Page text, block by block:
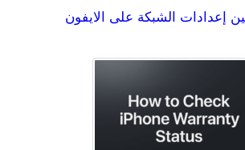
إعدادات الشبكة على الايفون